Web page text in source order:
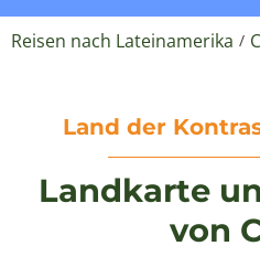
Reisen nach Lateinamerika /
Land der
Landkarte
von